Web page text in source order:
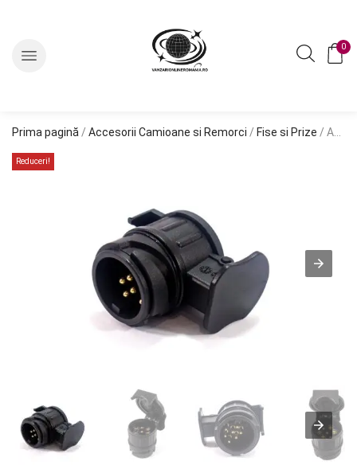
0
Prima pagină / Accesorii Camioane si Remorci / Fise si Prize / Adaptor remorca de la 13 la 7 pini
Reduceri!